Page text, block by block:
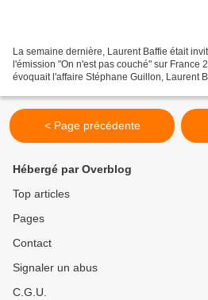
La semaine dernière, Laurent Baffie était
l'émission "On n'est pas couché" sur France
évoquait l'affaire Stéphane Guillon, Laurent
< Page précédente
Hébergé par Overblog
Top articles
Pages
Contact
Signaler un abus
C.G.U.